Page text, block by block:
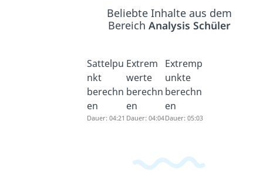
Beliebte Inhalte aus dem
Bereich Analysis Schüler
Sattelpu
nkt
berechn
en
Dauer: 04:21
Extrem
werte
berechn
en
Dauer: 04:04
Extremp
unkte
berechn
en
Dauer: 05:03